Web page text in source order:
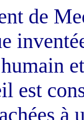
de
est